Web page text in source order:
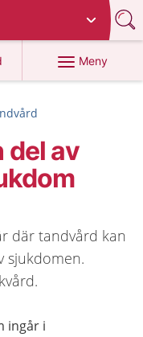
Meny
del av
där tandvård kan
sjukdomen.
ingår i